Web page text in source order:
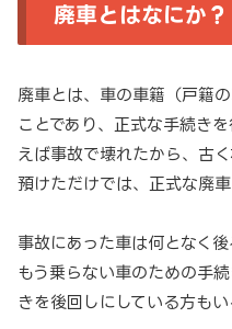
廃車とはなにか？
廃車とは、車の車籍（戸籍
ことであり、正式な手続き
えば事故で壊れたから、古
預けただけでは、正式な廃車
事故にあった車は何となく
もう乗らない車のための手
きを後回しにしている方もい